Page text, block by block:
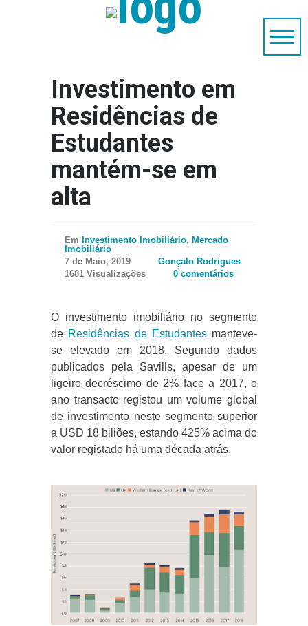
Investimento em
Residências de
Estudantes
mantém-se em
alta
Em Investimento Imobiliário, Mercado
Imobiliário
7 de Maio, 2019
Gonçalo Rodrigues
1681 Visualizações
0 comentários
O investimento imobiliário no segmento
de Residências de Estudantesmanteve-
se elevado em 2018. Segundo dados
publicados pela Savills, apesar de um
ligeiro decréscimo de 2% face a 2017, o
ano transacto registou um volume global
de investimento neste segmento superior
a USD 18 biliões, estando 425% acima do
valor registado há uma década atrás.